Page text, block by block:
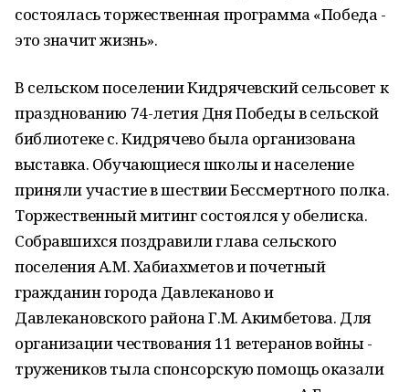
состоялась торжественная программа «Победа -
это значит жизнь».
В сельском поселении Кидрячевский сельсовет к
празднованию 74-летия Дня Победы в сельской
библиотеке с. Кидрячево была организована
выставка. Обучающиеся школы и население
приняли участие в шествии Бессмертного полка.
Торжественный митинг состоялся у обелиска.
Собравшихся поздравили глава сельского
поселения А.М. Хабиахметов и почетный
гражданин города Давлеканово и
Давлекановского района Г.М. Акимбетова. Для
организации чествования 11 ветеранов войны -
тружеников тыла спонсорскую помощь оказали